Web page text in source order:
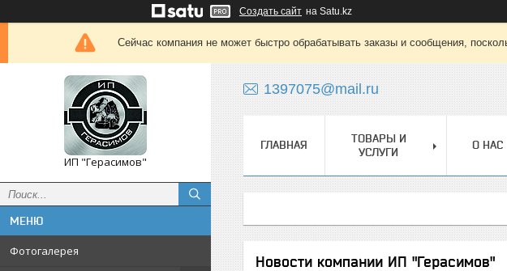
Создать сайт на Satu.kz
Сейчас компания не может быстро обрабатывать заказы и сообщения,
ИП "Герасимов"
Фотогалерея
1397075@mail.ru
ГЛАВНАЯ
ТОВАРЫ И
УСЛУГИ
О НАС
Новости компании ИП "Герасимов"